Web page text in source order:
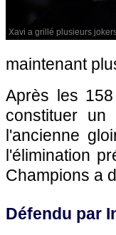
Xavi a grillé plusieurs
maintenant
Après les
constituer un
l'ancienne
l'élimination
Champions a
Défendu par